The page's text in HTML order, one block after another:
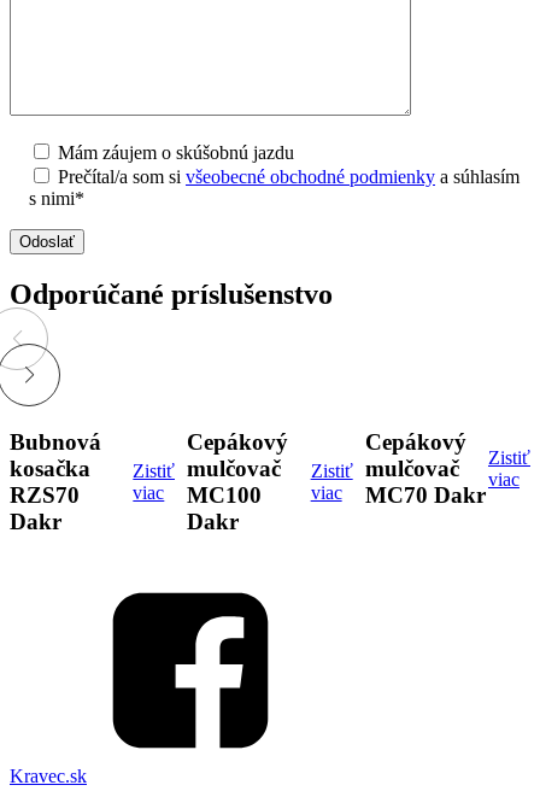
Mám záujem o skúšobnú jazdu
Prečítal/a som si všeobecné obchodné podmienky a súhlasím
s nimi*
Odporúčané príslušenstvo
Bubnová
kosačka
RZS70
Dakr
Zistiť
viac
Cepákový
mulčovač
MC100
Dakr
Zistiť
viac
Cepákový
mulčovač
MC70 Dakr
Zistiť
viac
Kravec.sk